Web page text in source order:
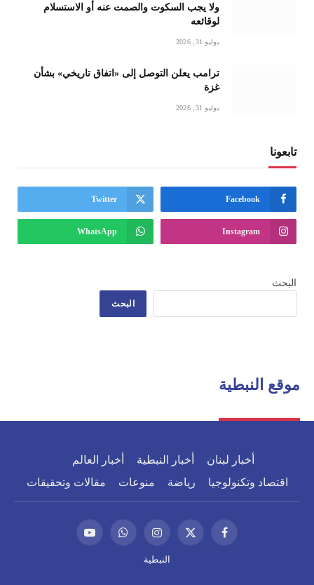
ولا يجب السكوت والصمت عنه أو الاستسلام
لوقائعه
يوليو 31, 2026
ترامب يعلن التوصل إلى «اتفاق تاريخي» بشأن
غزة
يوليو 31, 2026
تابعونا
Facebook
Twitter
Instagram
WhatsApp
البحث
البحث
موقع النبطية
أخبار لبنان أخبار النبطية
أخبار العالم
اقتصاد وتكنولوجيا
رياضة منوعات مقالات وتحقيقات
فيسبوكX
(Twitter)
الانستغرامواتساب يوتيوب
النبطية